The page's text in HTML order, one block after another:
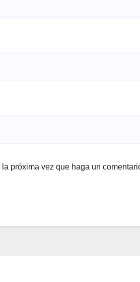
próxima vez que haga un